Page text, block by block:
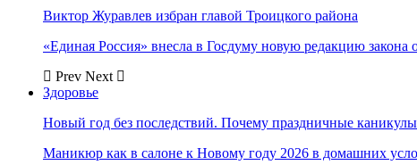
Виктор Журавлев избран главой Троицкого района
«Единая Россия» внесла в Госдуму новую редакцию закона
Prev Next
Здоровье
Новый год без последствий. Почему праздничные
Маникюр как в салоне к Новому году 2026 в домашних